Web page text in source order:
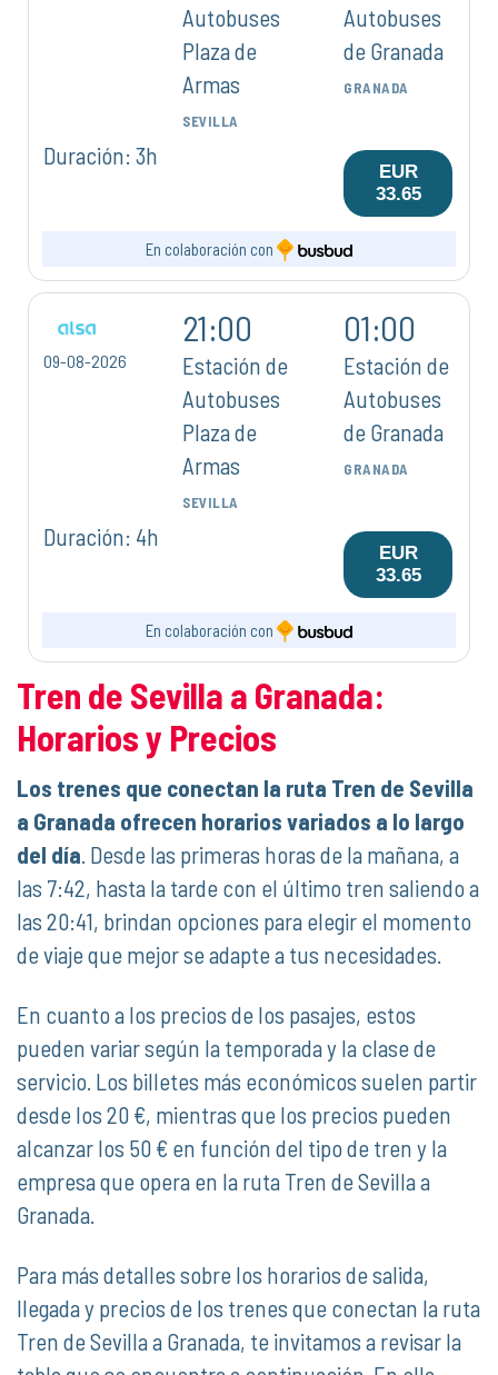
Autobuses
Plaza de
Armas
SEVILLA
Autobuses
de Granada
GRANADA
Duración: 3h
EUR
33.65
En colaboración con
09-08-2026
21:00
Estación de
Autobuses
Plaza de
Armas
SEVILLA
01:00
Estación de
Autobuses
de Granada
GRANADA
Duración: 4h
EUR
33.65
En colaboración con
Tren de Sevilla a Granada:
Horarios y Precios
Los trenes que conectan la ruta Tren de Sevilla
a Granada ofrecen horarios variados a lo largo
del día . Desde las primeras horas de la mañana, a
las 7:42, hasta la tarde con el último tren saliendo a
las 20:41, brindan opciones para elegir el momento
de viaje que mejor se adapte a tus necesidades.
En cuanto a los precios de los pasajes, estos
pueden variar según la temporada y la clase de
servicio. Los billetes más económicos suelen partir
desde los 20 €, mientras que los precios pueden
alcanzar los 50 € en función del tipo de tren y la
empresa que opera en la ruta Tren de Sevilla a
Granada.
Para más detalles sobre los horarios de salida,
llegada y precios de los trenes que conectan la ruta
Tren de Sevilla a Granada, te invitamos a revisar la